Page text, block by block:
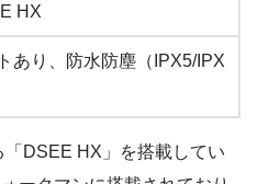
HX
あり、防水防塵（IPX5/IPX
DSEE HX」を搭載してい